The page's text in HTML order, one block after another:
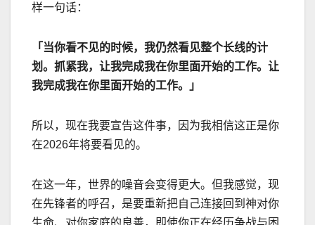
样一句话：
「当你看不见的时候，我仍然看见整个长线的计
划。抓紧我，让我完成我在你里面开始的工作。让
我完成我在你里面开始的工作。」
所以，现在我要宣告这件事，因为我相信这正是你
在2026年将要看见的。
在这一年，世界的噪音会变得更大。但我感觉，现
在先锋者的呼召，是要重新把自己连接回到神对你
生命、对你家庭的良善，即使你正在经历争战与困